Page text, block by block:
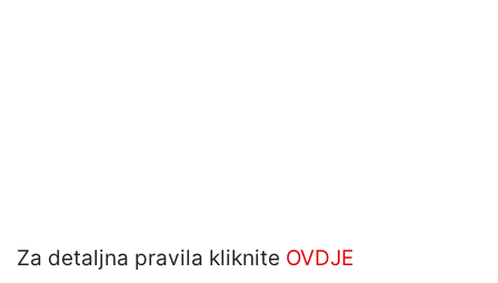
Za detaljna pravila kliknite OVDJE